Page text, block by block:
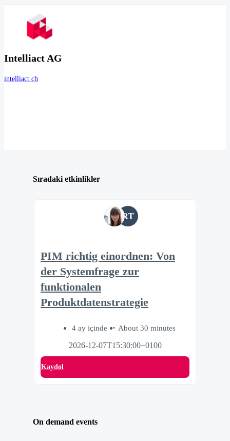
Intelliact AG
intelliact.ch
Sıradaki etkinlikler
RT
PIM richtig einordnen: Von
der Systemfrage zur
funktionalen
Produktdatenstrategie
4 ay içinde
About 30 minutes
2026-12-07T15:30:00+0100
Kaydol
On demand events